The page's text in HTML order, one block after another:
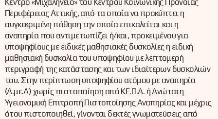
Περιφέρειας Αττικής, από τα οποία να προκύπτει η
συγκεκριμένη πάθηση την οποία επικαλείται και η
αναπηρία που αντιμετωπίζει ή/και, προκειμένου για
υποψηφίους με ειδικές μαθησιακές δυσκολίες η ειδική
μαθησιακή δυσκολία του υποψηφίου με λεπτομερή
περιγραφή της κατάστασης και των ιδιαίτερων δυσκολιών
του. Στην περίπτωση υποψηφίου ατόμου με αναπηρία
(Α.με.Α) χωρίς πιστοποίηση από ΚΕ.Π.Α. ή Ανώτατη
Υγειονομική Επιτροπή Πιστοποίησης Αναπηρίας και μέχρις
ότου πιστοποιηθεί, γίνονται δεκτές γνωματεύσεις από